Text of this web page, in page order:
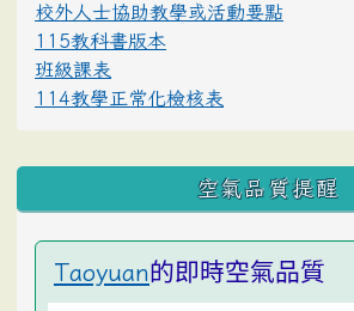
校外人士協助教學或活動要點
115教科書版本
班級課表
114教學正常化檢核表
空氣品質提醒
Taoyuan的即時空氣品質